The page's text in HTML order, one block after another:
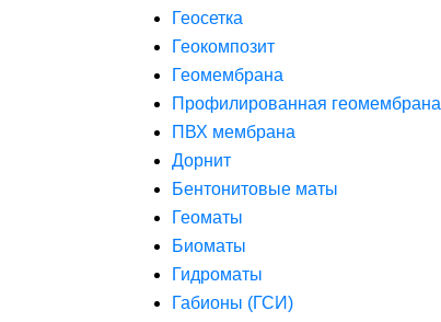
Геосетка
Геокомпозит
Геомембрана
Профилированная геомембрана
ПВХ мембрана
Дорнит
Бентонитовые маты
Геоматы
Биоматы
Гидроматы
Габионы (ГСИ)